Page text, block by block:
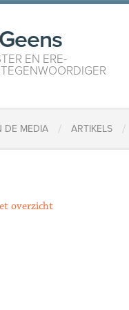
EN ERE-
DE MEDIA / ARTIKELS /
overzicht